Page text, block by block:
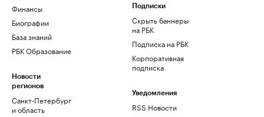
Финансы
Биографии
База знаний
РБК Образование
Новости
регионов
Санкт-Петербург
и область
Подписки
Скрыть баннеры
на РБК
Подписка на РБК
Корпоративная
подписка
Уведомления
RSS Новости